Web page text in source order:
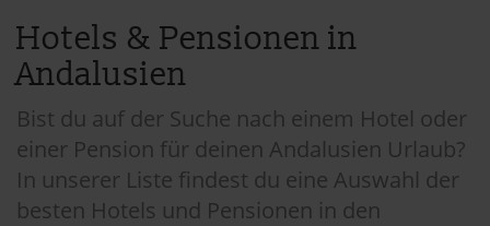
Hotels & Pensionen in
Andalusien
Bist du auf der Suche nach einem Hotel oder
einer Pension für deinen Andalusien Urlaub?
In unserer Liste findest du eine Auswahl der
besten Hotels und Pensionen in den